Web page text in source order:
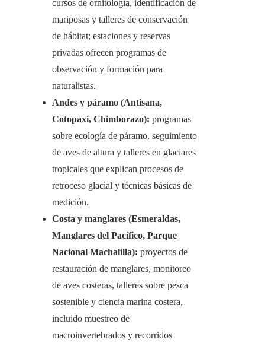
cursos de ornitología, identificación de
mariposas y talleres de conservación
de hábitat; estaciones y reservas
privadas ofrecen programas de
observación y formación para
naturalistas.
Andes y páramo (Antisana,
Cotopaxi, Chimborazo): programas
sobre ecología de páramo, seguimiento
de aves de altura y talleres en glaciares
tropicales que explican procesos de
retroceso glacial y técnicas básicas de
medición.
Costa y manglares (Esmeraldas,
Manglares del Pacífico, Parque
Nacional Machalilla): proyectos de
restauración de manglares, monitoreo
de aves costeras, talleres sobre pesca
sostenible y ciencia marina costera,
incluido muestreo de
macroinvertebrados y recorridos